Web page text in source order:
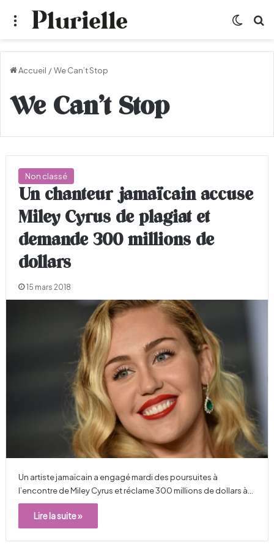
Menu
Accueil /We Can’t Stop
We Can’t Stop
Non classé
Un chanteur jamaïcain accuse
Miley Cyrus de plagiat et
demande 300 millions de
dollars
15 mars 2018
Un artiste jamaïcain a engagé mardi des poursuites à
l’encontre de Miley Cyrus et réclame 300 millions de dollars à…
Lire la suite »